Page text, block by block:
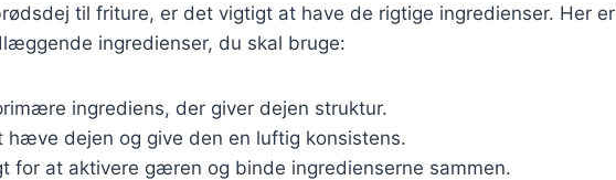
til friture, er det vigtigt at have de rigtige ingredienser. Her er
ingredienser, du skal bruge:
ingrediens, der giver dejen struktur.
hæve dejen og give den en luftig konsistens.
for at aktivere gæren og binde ingredienserne sammen.